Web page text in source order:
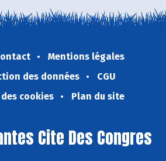
Mentions légales
des données
CGU
cookies
Plan du site
Cite Des Congres